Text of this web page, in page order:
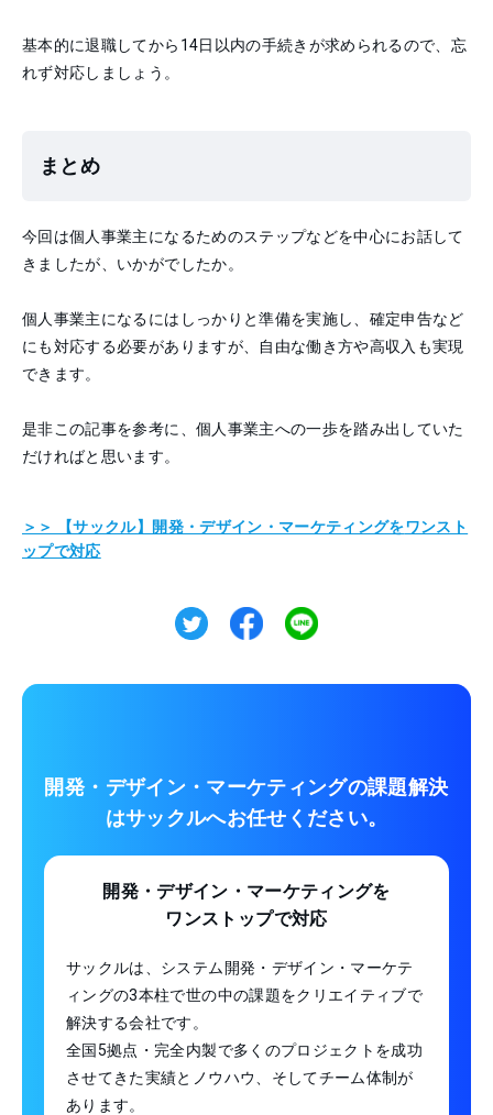
基本的に退職してから14日以内の手続きが求められるので、忘
れず対応しましょう。
まとめ
今回は個人事業主になるためのステップなどを中心にお話して
きましたが、いかがでしたか。
個人事業主になるにはしっかりと準備を実施し、確定申告など
にも対応する必要がありますが、自由な働き方や高収入も実現
できます。
是非この記事を参考に、個人事業主への一歩を踏み出していた
だければと思います。
＞＞ 【サックル】開発・デザイン・マーケティングをワンスト
ップで対応
開発・デザイン・マーケティングの課題解決
はサックルへお任せください。
開発・デザイン・マーケティングを
ワンストップで対応
サックルは、システム開発・デザイン・マーケテ
ィングの3本柱で世の中の課題をクリエイティブで
解決する会社です。
全国5拠点・完全内製で多くのプロジェクトを成功
させてきた実績とノウハウ、そしてチーム体制が
あります。